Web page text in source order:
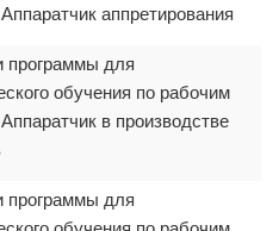
аппретирования
программы для
обучения по рабочим
в производстве
программы для